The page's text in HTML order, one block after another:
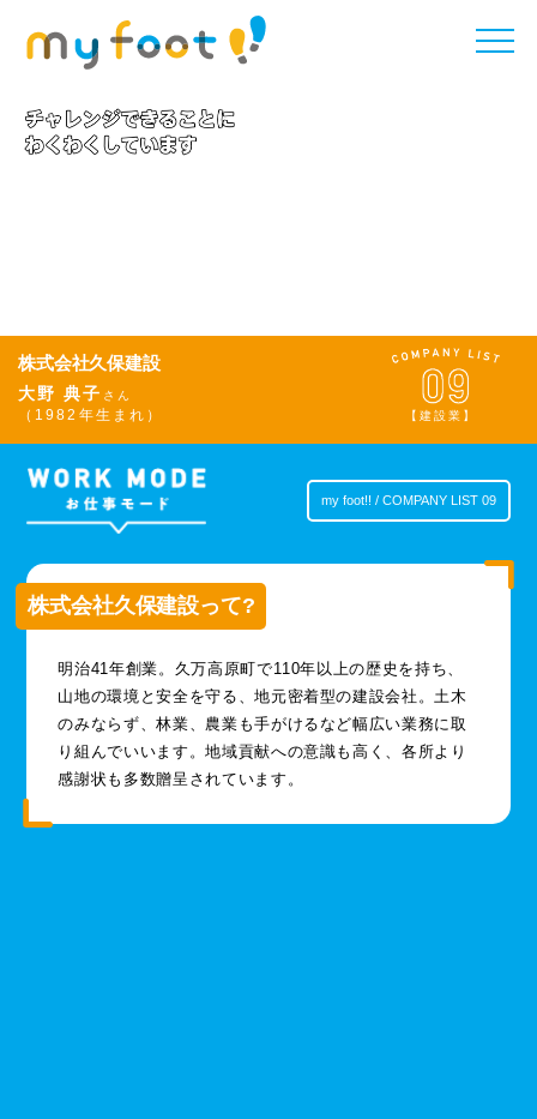
toggle
【建設業】
株式会社久保建設
大野 典子 さん
（1982年生まれ）
my foot!! / COMPANY LIST 09
株式会社久保建設って?
明治41年創業。久万高原町で110年以上の歴史を持ち、
山地の環境と安全を守る、地元密着型の建設会社。土木
のみならず、林業、農業も手がけるなど幅広い業務に取
り組んでいいます。地域貢献への意識も高く、各所より
感謝状も多数贈呈されています。